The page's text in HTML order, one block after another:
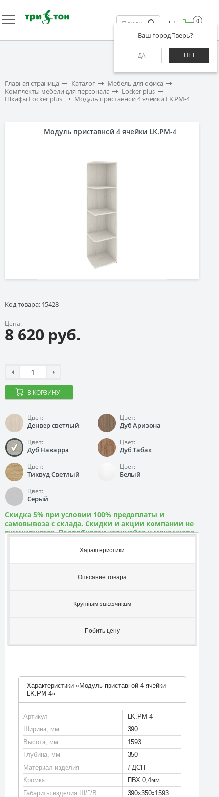
Ваш город Тверь?
ДА НЕТ
0
Главная страница Каталог
Мебель для офиса
Комплекты мебели для персонала
Locker plus
Шкафы Locker plus
Модуль приставной 4 ячейки LK.PM-4
Модуль приставной 4 ячейки LK.PM-4
Код товара: 15428
Цена:
8 620 руб.
В КОРЗИНУ
Цвет:
Денвер светлый
Цвет:
Дуб Аризона
Цвет:
Дуб Наварра
Цвет:
Дуб Табак
Цвет:
Тиквуд Светлый
Цвет:
Белый
Цвет:
Серый
Скидка 5% при условии 100% предоплаты и
самовывоза с склада. Скидки и акции компании не
суммируются. Подробности уточняйте у менеджера
Характеристики
Описание товара
Крупным заказчикам
Побить цену
Характеристики «Модуль приставной 4 ячейки
LK.PM-4»
Артикул
LK.PM-4
Ширина, мм
390
Высота, мм
1593
Глубина, мм
350
Материал изделия
ЛДСП
Кромка
ПВХ 0,4мм
Габариты изделия Ш/Г/В
390х350х1593